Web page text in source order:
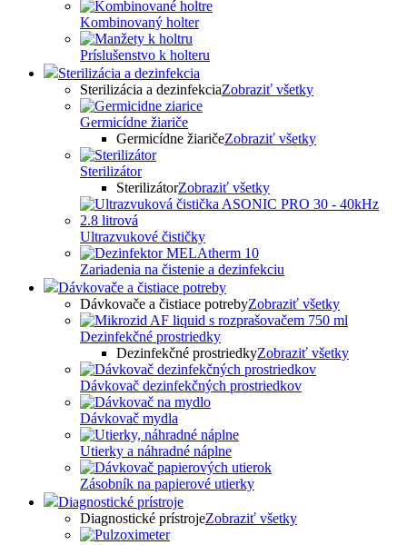
Kombinovaný holter
Príslušenstvo k holteru
Sterilizácia a dezinfekcia
Sterilizácia a dezinfekciaZobraziť všetky
Germicídne žiariče
Germicídne žiaričeZobraziť všetky
Sterilizátor
SterilizátorZobraziť všetky
Ultrazvukové čističky
Zariadenia na čistenie a dezinfekciu
Dávkovače a čistiace potreby
Dávkovače a čistiace potrebyZobraziť všetky
Dezinfekčné prostriedky
Dezinfekčné prostriedkyZobraziť všetky
Dávkovač dezinfekčných prostriedkov
Dávkovač mydla
Utierky a náhradné náplne
Zásobník na papierové utierky
Diagnostické prístroje
Diagnostické prístrojeZobraziť všetky